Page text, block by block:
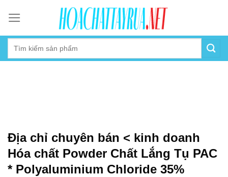
content
Địa chỉ chuyên bán < kinh doanh
Hóa chất Powder Chất Lắng Tụ PAC
* Polyaluminium Chloride 35%